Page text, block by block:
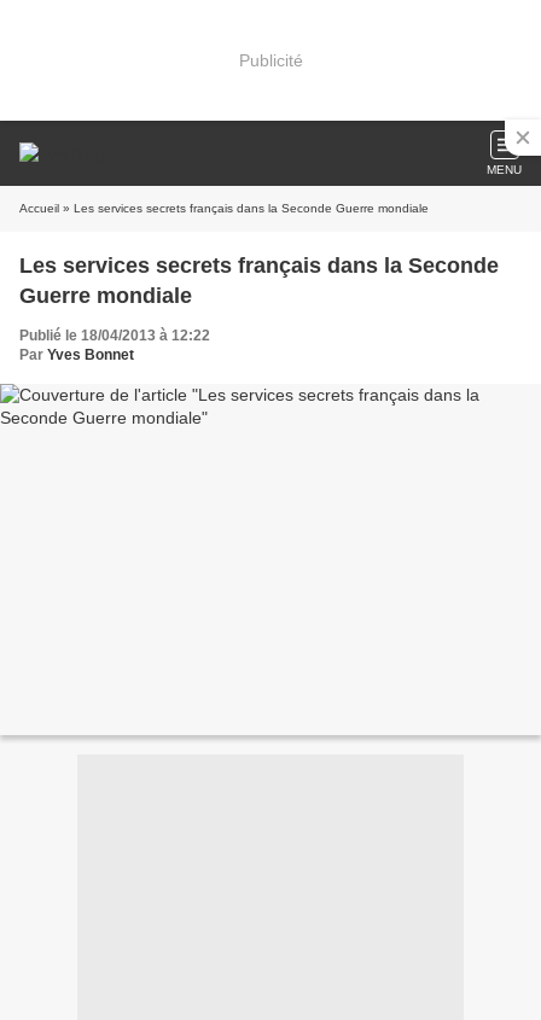
Publicité
MENU
Accueil » Les services secrets français dans la Seconde Guerre mondiale
Les services secrets français dans la Seconde
Guerre mondiale
Publié le 18/04/2013 à 12:22
Par Yves Bonnet